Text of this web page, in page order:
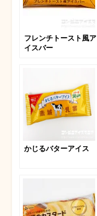
フレンチトースト風ア
イスバー
かじるバターアイス